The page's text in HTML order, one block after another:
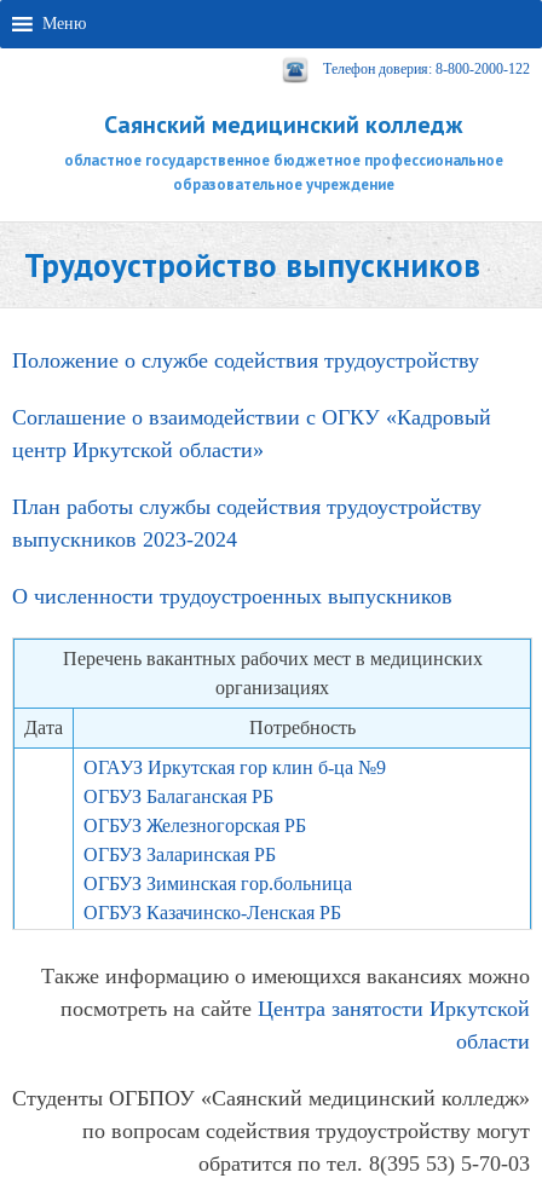
Меню
Телефон доверия: 8-800-2000-122
Саянский медицинский колледж
областное государственное бюджетное профессиональное
образовательное учреждение
Трудоустройство выпускников
Положение о службе содействия трудоустройству
Соглашение о взаимодействии с ОГКУ «Кадровый
центр Иркутской области»
План работы службы содействия трудоустройству
выпускников 2023-2024
О численности трудоустроенных выпускников
Перечень вакантных рабочих мест в медицинских
организациях
Дата
Потребность
ОГАУЗ Иркутская гор клин б-ца №9
ОГБУЗ Балаганская РБ
ОГБУЗ Железногорская РБ
ОГБУЗ Заларинская РБ
ОГБУЗ Зиминская гор.больница
ОГБУЗ Казачинско-Ленская РБ
ОГБУЗ Саянская гордская больница
ОГБУ СО «Реабилитационный центр для детей и
ОГБУЗ Нукутская РБ
Также информацию о имеющихся вакансиях можно
посмотреть на сайте Центра занятости Иркутской
области
Студенты ОГБПОУ «Саянский медицинский колледж»
по вопросам содействия трудоустройству могут
обратится по тел. 8(395 53) 5-70-03